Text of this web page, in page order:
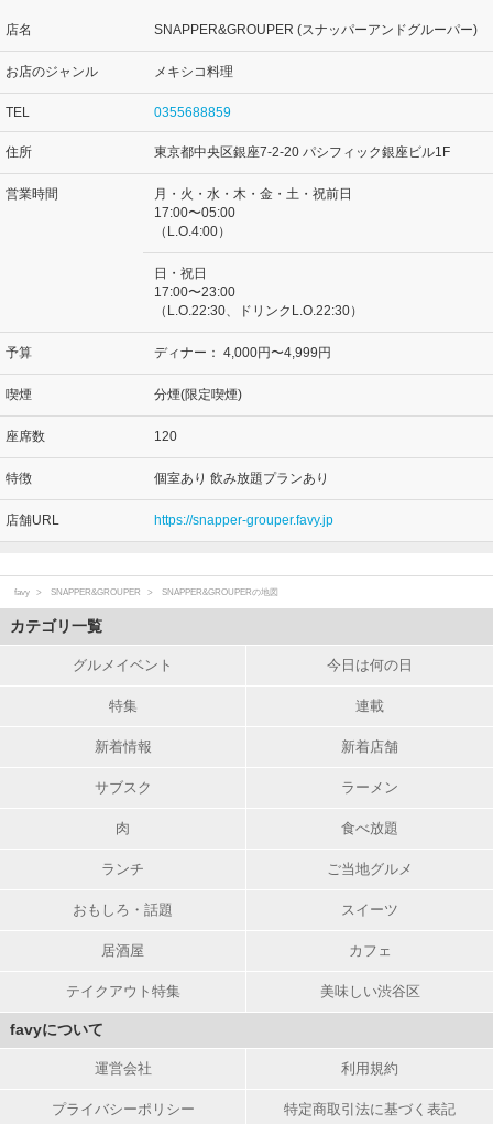
店名 SNAPPER&GROUPER (スナッパーアンドグルーパー)
お店のジャンル メキシコ料理
TEL 0355688859
住所 東京都中央区銀座7-2-20 パシフィック銀座ビル1F
営業時間
月・火・水・木・金・土・祝前日
17:00〜05:00
（L.O.4:00）
日・祝日
17:00〜23:00
（L.O.22:30、ドリンクL.O.22:30）
予算 ディナー： 4,000円〜4,999円
喫煙 分煙(限定喫煙)
座席数 120
特徴 個室あり 飲み放題プランあり
店舗URL https://snapper-grouper.favy.jp
favy SNAPPER&GROUPER SNAPPER&GROUPERの地図
カテゴリ一覧
グルメイベント 今日は何の日
特集 連載
新着情報 新着店舗
サブスク ラーメン
肉 食べ放題
ランチ ご当地グルメ
おもしろ・話題 スイーツ
居酒屋 カフェ
テイクアウト特集 美味しい渋谷区
favyについて
運営会社 利用規約
プライバシーポリシー 特定商取引法に基づく表記